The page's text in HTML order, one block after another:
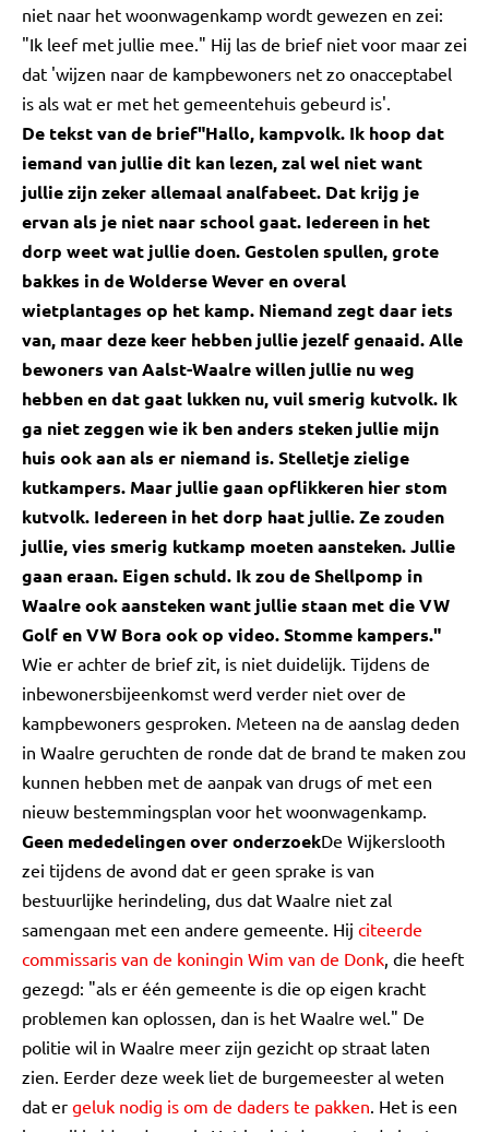
niet naar het woonwagenkamp wordt gewezen en zei:
"Ik leef met jullie mee." Hij las de brief niet voor maar zei
dat 'wijzen naar de kampbewoners net zo onacceptabel
is als wat er met het gemeentehuis gebeurd is'.
De tekst van de brief"Hallo, kampvolk. Ik hoop dat
iemand van jullie dit kan lezen, zal wel niet want
jullie zijn zeker allemaal analfabeet. Dat krijg je
ervan als je niet naar school gaat. Iedereen in het
dorp weet wat jullie doen. Gestolen spullen, grote
bakkes in de Wolderse Wever en overal
wietplantages op het kamp. Niemand zegt daar iets
van, maar deze keer hebben jullie jezelf genaaid. Alle
bewoners van Aalst-Waalre willen jullie nu weg
hebben en dat gaat lukken nu, vuil smerig kutvolk. Ik
ga niet zeggen wie ik ben anders steken jullie mijn
huis ook aan als er niemand is. Stelletje zielige
kutkampers. Maar jullie gaan opflikkeren hier stom
kutvolk. Iedereen in het dorp haat jullie. Ze zouden
jullie, vies smerig kutkamp moeten aansteken. Jullie
gaan eraan. Eigen schuld. Ik zou de Shellpomp in
Waalre ook aansteken want jullie staan met die VW
Golf en VW Bora ook op video. Stomme kampers."
Wie er achter de brief zit, is niet duidelijk. Tijdens de
inbewonersbijeenkomst werd verder niet over de
kampbewoners gesproken. Meteen na de aanslag deden
in Waalre geruchten de ronde dat de brand te maken zou
kunnen hebben met de aanpak van drugs of met een
nieuw bestemmingsplan voor het woonwagenkamp.
Geen mededelingen over onderzoekDe Wijkerslooth
zei tijdens de avond dat er geen sprake is van
bestuurlijke herindeling, dus dat Waalre niet zal
samengaan met een andere gemeente. Hij citeerde
commissaris van de koningin Wim van de Donk, die heeft
gezegd: "als er één gemeente is die op eigen kracht
problemen kan oplossen, dan is het Waalre wel." De
politie wil in Waalre meer zijn gezicht op straat laten
zien. Eerder deze week liet de burgemeester al weten
dat er geluk nodig is om de daders te pakken. Het is een